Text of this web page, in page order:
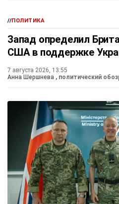
//ПОЛИТИКА
Запад определил
США в поддержке
7 августа 2026, 13:55
Анна Шершнева , политический